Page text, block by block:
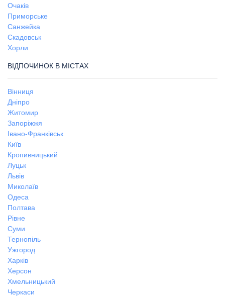
Очаків
Приморське
Санжейка
Скадовськ
Хорли
ВІДПОЧИНОК В МІСТАХ
Вінниця
Дніпро
Житомир
Запоріжжя
Івано-Франківськ
Київ
Кропивницький
Луцьк
Львів
Миколаїв
Одеса
Полтава
Рівне
Суми
Тернопіль
Ужгород
Харків
Херсон
Хмельницький
Черкаси